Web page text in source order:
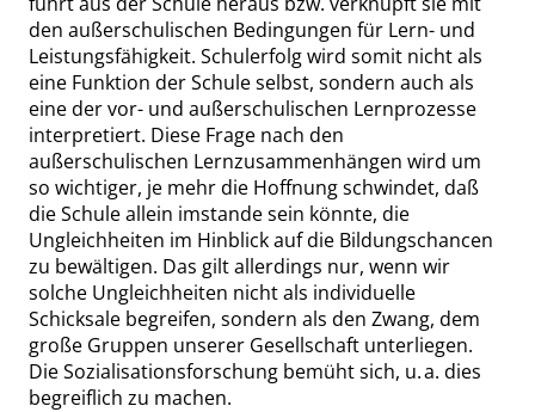
den außerschulischen Bedingungen für Lern- und
Leistungsfähigkeit. Schulerfolg wird somit nicht als
eine Funktion der Schule selbst, sondern auch als
eine der vor- und außerschulischen Lernprozesse
interpretiert. Diese Frage nach den
außerschulischen Lernzusammenhängen wird um
so wichtiger, je mehr die Hoffnung schwindet, daß
die Schule allein imstande sein könnte, die
Ungleichheiten im Hinblick auf die Bildungschancen
zu bewältigen. Das gilt allerdings nur, wenn wir
solche Ungleichheiten nicht als individuelle
Schicksale begreifen, sondern als den Zwang, dem
große Gruppen unserer Gesellschaft unterliegen.
Die Sozialisationsforschung bemüht sich, u. a. dies
begreiflich zu machen.